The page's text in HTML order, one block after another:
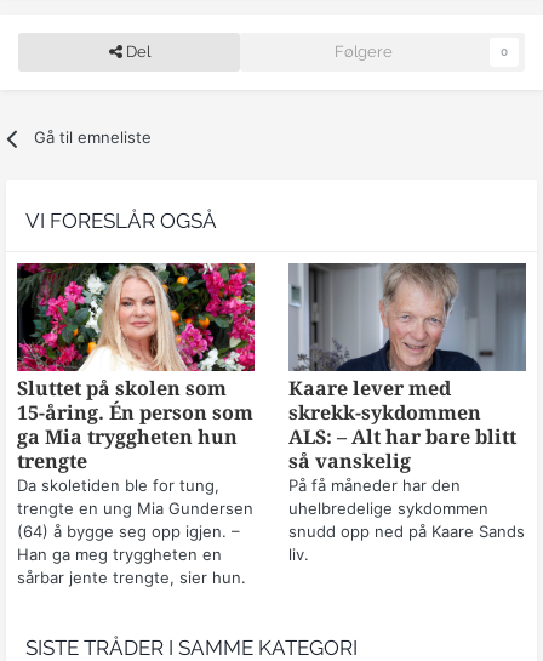
Del Følgere 0
Gå til emneliste
VI FORESLÅR OGSÅ
Sluttet på skolen som
15-åring. Én person som
ga Mia tryggheten hun
trengte
Da skoletiden ble for tung,
trengte en ung Mia Gundersen
(64) å bygge seg opp igjen. –
Han ga meg tryggheten en
sårbar jente trengte, sier hun.
Kaare lever med
skrekk-sykdommen
ALS: – Alt har bare blitt
så vanskelig
På få måneder har den
uhelbredelige sykdommen
snudd opp ned på Kaare Sands
liv.
SISTE TRÅDER I SAMME KATEGORI